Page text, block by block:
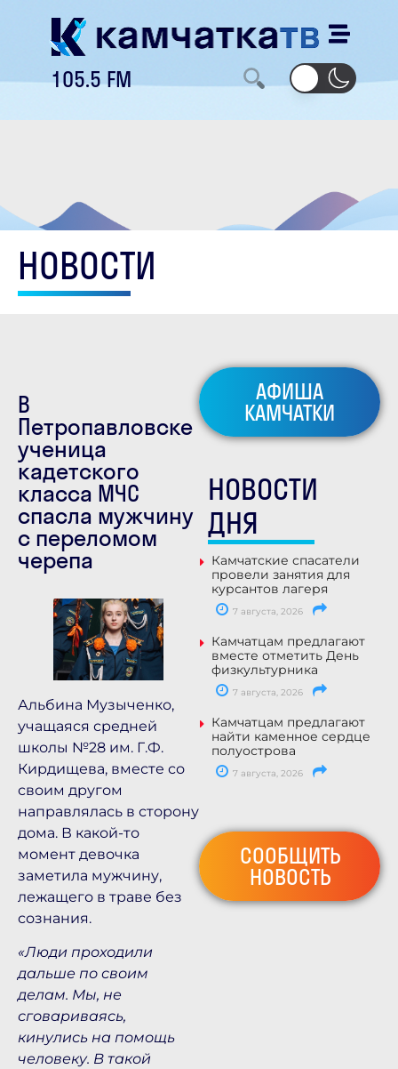
105.5 FM
НОВОСТИ
В
Петропавловске
ученица
кадетского
класса МЧС
спасла мужчину
с переломом
черепа
Альбина Музыченко,
учащаяся средней
школы №28 им. Г.Ф.
Кирдищева, вместе со
своим другом
направлялась в сторону
дома. В какой-то
момент девочка
заметила мужчину,
лежащего в траве без
сознания.
«Люди проходили
дальше по своим
делам. Мы, не
сговариваясь,
кинулись на помощь
человеку. В такой
АФИША
КАМЧАТКИ
НОВОСТИ
ДНЯ
Камчатские спасатели
провели занятия для
курсантов лагеря
7 августа, 2026
Камчатцам предлагают
вместе отметить День
физкультурника
7 августа, 2026
Камчатцам предлагают
найти каменное сердце
полуострова
7 августа, 2026
СООБЩИТЬ
НОВОСТЬ